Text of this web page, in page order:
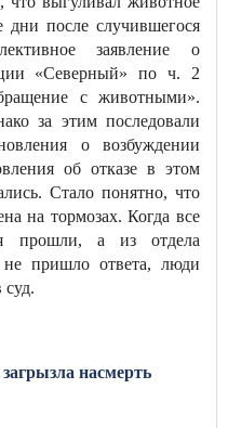
после случившегося
заявление о
«Северный» по ч. 2
с животными».
за этим последовали
о возбуждении
об отказе в этом
Стало понятно, что
на тормозах. Когда все
прошли, а из отдела
пришло ответа, люди
насмерть